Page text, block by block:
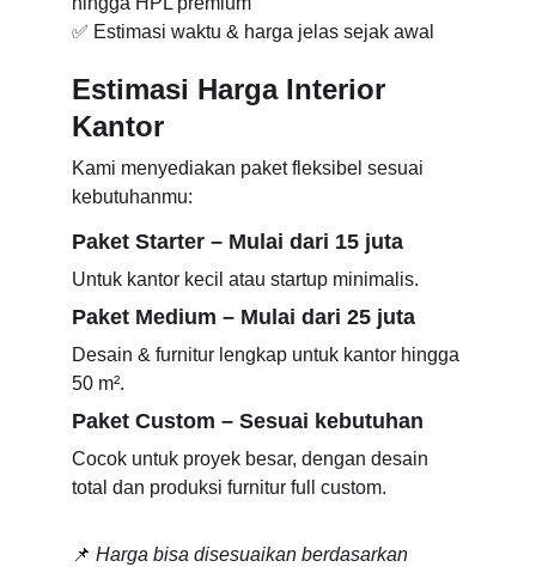
✅ Estimasi waktu & harga jelas sejak awal
Estimasi Harga Interior
Kantor
Kami menyediakan paket fleksibel sesuai
kebutuhanmu:
Paket Starter – Mulai dari 15 juta
Untuk kantor kecil atau startup minimalis.
Paket Medium – Mulai dari 25 juta
Desain & furnitur lengkap untuk kantor hingga
50 m².
Paket Custom – Sesuai kebutuhan
Cocok untuk proyek besar, dengan desain
total dan produksi furnitur full custom.
📌 Harga bisa disesuaikan berdasarkan